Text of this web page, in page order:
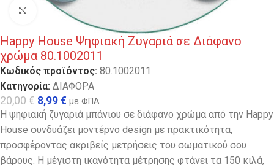
Κλικ για μεγέθυνση
Happy House Ψηφιακή Ζυγαριά σε Διάφανο
χρώμα 80.1002011
Κωδικός προϊόντος: 80.1002011
Κατηγορία: ΔΙΑΦΟΡΑ
20,00€ 8,99€ με ΦΠΑ
Η ψηφιακή ζυγαριά μπάνιου σε διάφανο χρώμα από την Happy
House συνδυάζει μοντέρνο design με πρακτικότητα,
προσφέροντας ακριβείς μετρήσεις του σωματικού σου
βάρους. Η μέγιστη ικανότητα μέτρησης φτάνει τα 150 κιλά,